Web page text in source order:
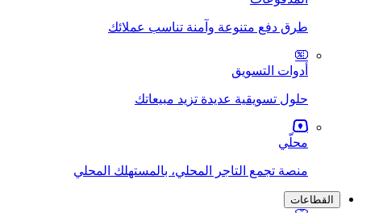
طرق دفع متنوعة وآمنة تناسب عملائك
أدوات التسويق
حلول تسويقية عديدة تزيد مبيعاتك
محلّي
منصة تجمع التاجر المحلي، بالمستهلك المحلي
القطاعات